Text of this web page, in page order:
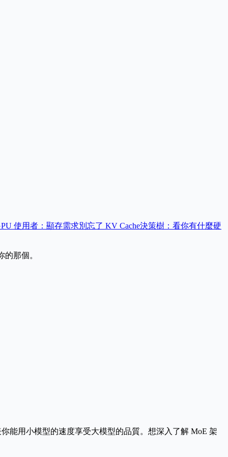
使用者：顯存需求別忘了 KV Cache決策樹：看你有什麼硬
那個。
能用小模型的速度享受大模型的品質。想深入了解 MoE 架